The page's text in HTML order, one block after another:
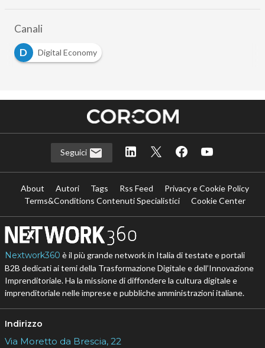
Canali
D
Digital Economy
Seguici
About Autori Tags Rss Feed
Privacy e Cookie Policy
Terms&Conditions Contenuti Specialistici
Cookie Center
Nextwork360 è il più grande network in Italia di testate e portali
B2B dedicati ai temi della Trasformazione Digitale e dell’Innovazione
Imprenditoriale. Ha la missione di diffondere la cultura digitale e
imprenditoriale nelle imprese e pubbliche amministrazioni italiane.
Indirizzo
Via Moretto da Brescia, 22